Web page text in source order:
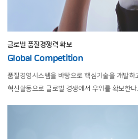
글로벌 품질경쟁력 확보
Global Competition
품질경영시스템을 바탕으로핵심기술을 개발하
혁신활동으로글로벌 경쟁에서 우위를 확보한다.